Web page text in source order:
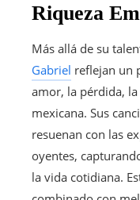
Riqueza
Más allá de su
Gabriel reflejan un
amor, la pérdida,
mexicana. Sus
resuenan con las
oyentes,
la vida cotidiana.